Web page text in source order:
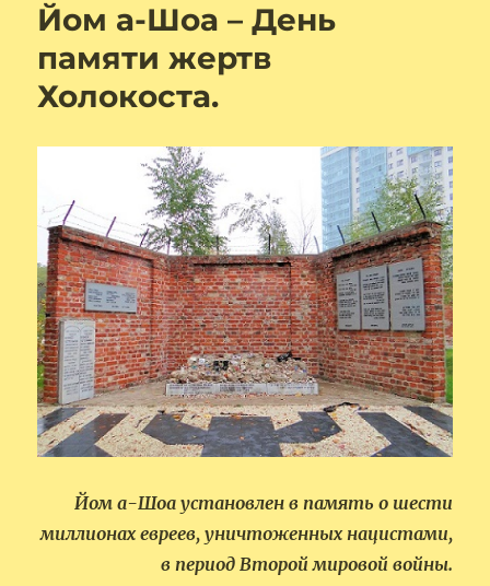
Йом а-Шоа – День
памяти жертв
Холокоста.
Йом а-Шоа установлен в память о шести
миллионах евреев, уничтоженных нацистами,
в период Второй мировой войны.